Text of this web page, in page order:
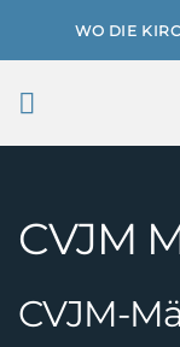
WO DIE
CVJM
CVJM-